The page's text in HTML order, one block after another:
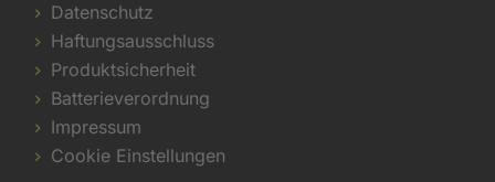
Datenschutz
Haftungsausschluss
Produktsicherheit
Batterieverordnung
Impressum
Cookie Einstellungen